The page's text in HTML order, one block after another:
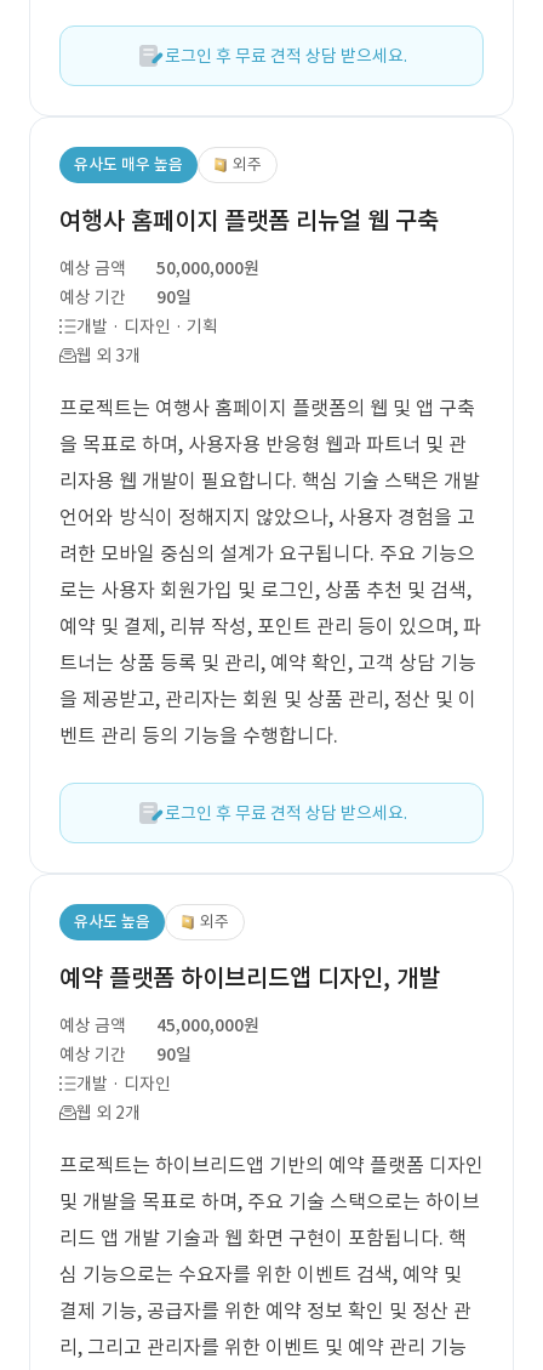
로그인 후 무료 견적 상담 받으세요.
유사도 매우 높음 외주
여행사 홈페이지 플랫폼 리뉴얼 웹 구축
예상 금액
50,000,000원
예상 기간
90일
개발 · 디자인 · 기획
웹 외 3개
프로젝트는 여행사 홈페이지 플랫폼의 웹 및 앱 구축
을 목표로 하며, 사용자용 반응형 웹과 파트너 및 관
리자용 웹 개발이 필요합니다. 핵심 기술 스택은 개발
언어와 방식이 정해지지 않았으나, 사용자 경험을 고
려한 모바일 중심의 설계가 요구됩니다. 주요 기능으
로는 사용자 회원가입 및 로그인, 상품 추천 및 검색,
예약 및 결제, 리뷰 작성, 포인트 관리 등이 있으며, 파
트너는 상품 등록 및 관리, 예약 확인, 고객 상담 기능
을 제공받고, 관리자는 회원 및 상품 관리, 정산 및 이
벤트 관리 등의 기능을 수행합니다.
로그인 후 무료 견적 상담 받으세요.
유사도 높음 외주
예약 플랫폼 하이브리드앱 디자인, 개발
예상 금액
45,000,000원
예상 기간
90일
개발 · 디자인
웹 외 2개
프로젝트는 하이브리드앱 기반의 예약 플랫폼 디자인
및 개발을 목표로 하며, 주요 기술 스택으로는 하이브
리드 앱 개발 기술과 웹 화면 구현이 포함됩니다. 핵
심 기능으로는 수요자를 위한 이벤트 검색, 예약 및
결제 기능, 공급자를 위한 예약 정보 확인 및 정산 관
리, 그리고 관리자를 위한 이벤트 및 예약 관리 기능